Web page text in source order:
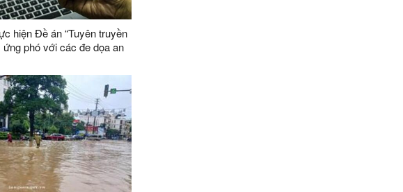
hiện Đề án “Tuyên truyền
ứng phó với các đe dọa an
2045”